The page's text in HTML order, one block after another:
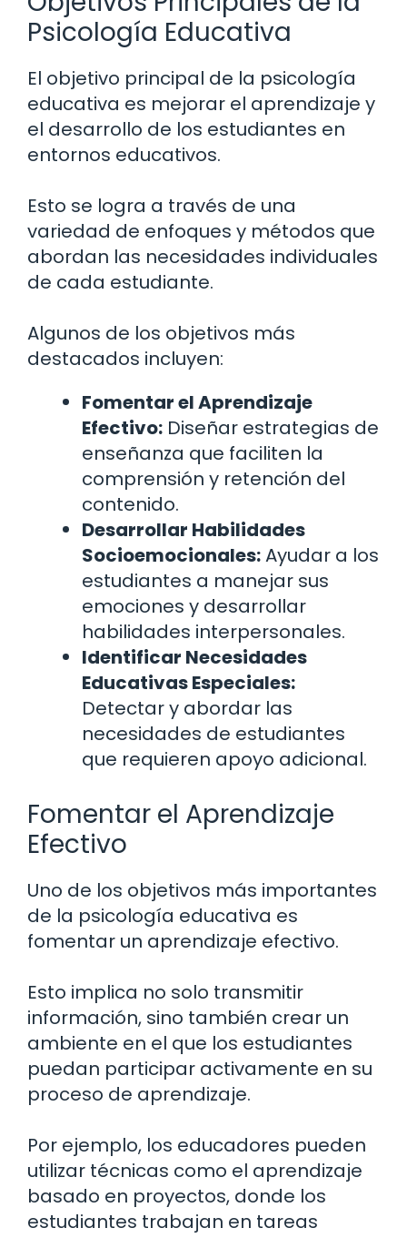
Psicología Educativa
El objetivo principal de la psicología
educativa es mejorar el aprendizaje y
el desarrollo de los estudiantes en
entornos educativos.
Esto se logra a través de una
variedad de enfoques y métodos que
abordan las necesidades individuales
de cada estudiante.
Algunos de los objetivos más
destacados incluyen:
Fomentar el Aprendizaje
Efectivo: Diseñar estrategias de
enseñanza que faciliten la
comprensión y retención del
contenido.
Desarrollar Habilidades
Socioemocionales:Ayudar a los
estudiantes a manejar sus
emociones y desarrollar
habilidades interpersonales.
Identificar Necesidades
Educativas Especiales:
Detectar y abordar las
necesidades de estudiantes
que requieren apoyo adicional.
Fomentar el Aprendizaje
Efectivo
Uno de los objetivos más importantes
de la psicología educativa es
fomentar un aprendizaje efectivo.
Esto implica no solo transmitir
información, sino también crear un
ambiente en el que los estudiantes
puedan participar activamente en su
proceso de aprendizaje.
Por ejemplo, los educadores pueden
utilizar técnicas como el aprendizaje
basado en proyectos, donde los
estudiantes trabajan en tareas